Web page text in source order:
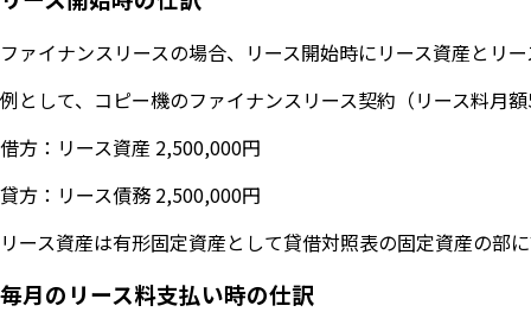
ファイナンスリースの場合、リース開始時にリース資産とリ
例として、コピー機のファイナンスリース契約（リース料月
借方：リース資産 2,500,000円
貸方：リース債務 2,500,000円
リース資産は有形固定資産として貸借対照表の固定資産の部
毎月のリース料支払い時の仕訳